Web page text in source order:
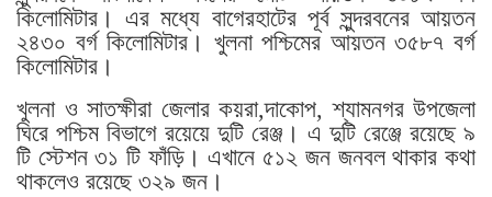
কিলোমিটার। এর মধ্যে বাগেরহাটের পূর্ব সুন্দরবনের আয়তন
২৪৩০ বর্গ কিলোমিটার। খুলনা পশ্চিমের আয়তন ৩৫৮৭ বর্গ
কিলোমিটার।
খুলনা ও সাতক্ষীরা জেলার কয়রা,দাকোপ, শ্যামনগর উপজেলা
ঘিরে পশ্চিম বিভাগে রয়েয়ে দুটি রেঞ্জ। এ দুটি রেঞ্জে রয়েছে ৯
টি স্টেশন ৩১ টি ফাঁড়ি। এখানে ৫১২ জন জনবল থাকার কথা
থাকলেও রয়েছে ৩২৯ জন।